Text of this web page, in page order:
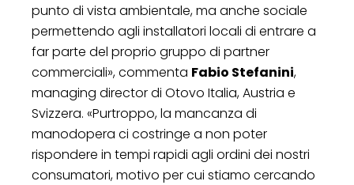
punto di vista ambientale, ma anche sociale
permettendo agli installatori locali di entrare a
far parte del proprio gruppo di partner
commerciali», commenta Fabio Stefanini,
managing director di Otovo Italia, Austria e
Svizzera. «Purtroppo, la mancanza di
manodopera ci costringe a non poter
rispondere in tempi rapidi agli ordini dei nostri
consumatori, motivo per cui stiamo cercando